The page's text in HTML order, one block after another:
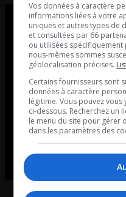
Vos données à caractère
informations liées à votre
uniques et autres types de
et consultées par 66
ou utilisées
nous-mêmes sommes
géolocalisation précises.
Certains fournisseurs sont
données à caractère
légitime. Vous pouvez
ci-dessous. Recherchez un
le menu du site pour gérer
dans les paramètres des